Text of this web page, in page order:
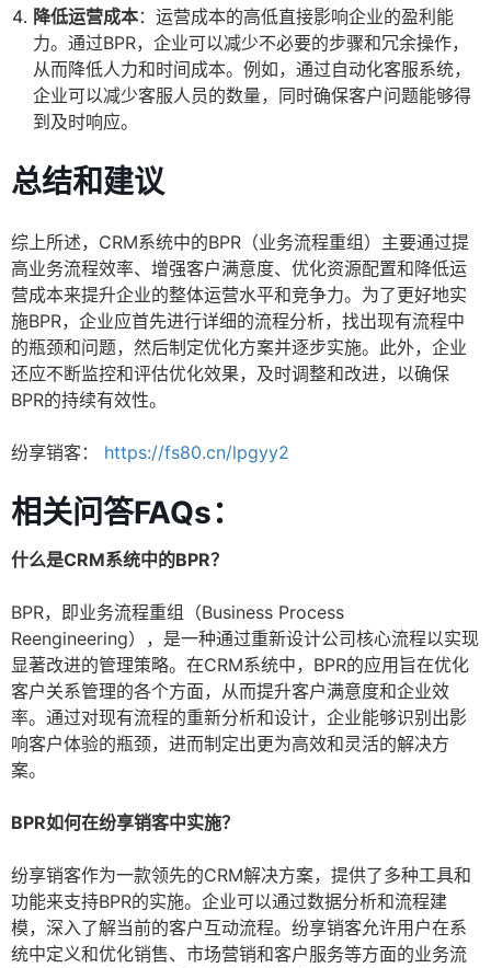
降低运营成本：运营成本的高低直接影响企业的盈利能
力。通过BPR，企业可以减少不必要的步骤和冗余操作，
从而降低人力和时间成本。例如，通过自动化客服系统，
企业可以减少客服人员的数量，同时确保客户问题能够得
到及时响应。
总结和建议
综上所述，CRM系统中的BPR（业务流程重组）主要通过提
高业务流程效率、增强客户满意度、优化资源配置和降低运
营成本来提升企业的整体运营水平和竞争力。为了更好地实
施BPR，企业应首先进行详细的流程分析，找出现有流程中
的瓶颈和问题，然后制定优化方案并逐步实施。此外，企业
还应不断监控和评估优化效果，及时调整和改进，以确保
BPR的持续有效性。
纷享销客： https://fs80.cn/lpgyy2
相关问答FAQs：
什么是CRM系统中的BPR？
BPR，即业务流程重组（Business Process
Reengineering），是一种通过重新设计公司核心流程以实现
显著改进的管理策略。在CRM系统中，BPR的应用旨在优化
客户关系管理的各个方面，从而提升客户满意度和企业效
率。通过对现有流程的重新分析和设计，企业能够识别出影
响客户体验的瓶颈，进而制定出更为高效和灵活的解决方
案。
BPR如何在纷享销客中实施？
纷享销客作为一款领先的CRM解决方案，提供了多种工具和
功能来支持BPR的实施。企业可以通过数据分析和流程建
模，深入了解当前的客户互动流程。纷享销客允许用户在系
统中定义和优化销售、市场营销和客户服务等方面的业务流